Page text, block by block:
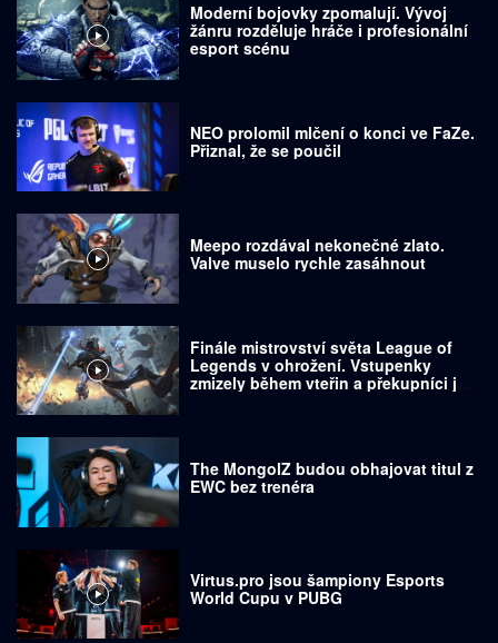
Moderní bojovky zpomalují. Vývoj
žánru rozděluje hráče i profesionální
esport scénu
NEO prolomil mlčení o konci ve FaZe.
Přiznal, že se poučil
Meepo rozdával nekonečné zlato.
Valve muselo rychle zasáhnout
Finále mistrovství světa League of
Legends v ohrožení. Vstupenky
zmizely během vteřin a překupníci je
The MongolZ budou obhajovat titul z
EWC bez trenéra
Virtus.pro jsou šampiony Esports
World Cupu v PUBG